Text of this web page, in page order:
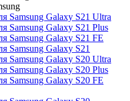
Samsung Galaxy S21 Ultra
Samsung Galaxy S21 Plus
Samsung Galaxy S21 FE
Samsung Galaxy S21
Samsung Galaxy S20 Ultra
Samsung Galaxy S20 Plus
Samsung Galaxy S20 FE